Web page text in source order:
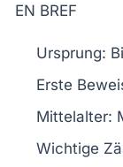
EN BREF
Ursprung:
Erste
Mittelalter:
Wichtige